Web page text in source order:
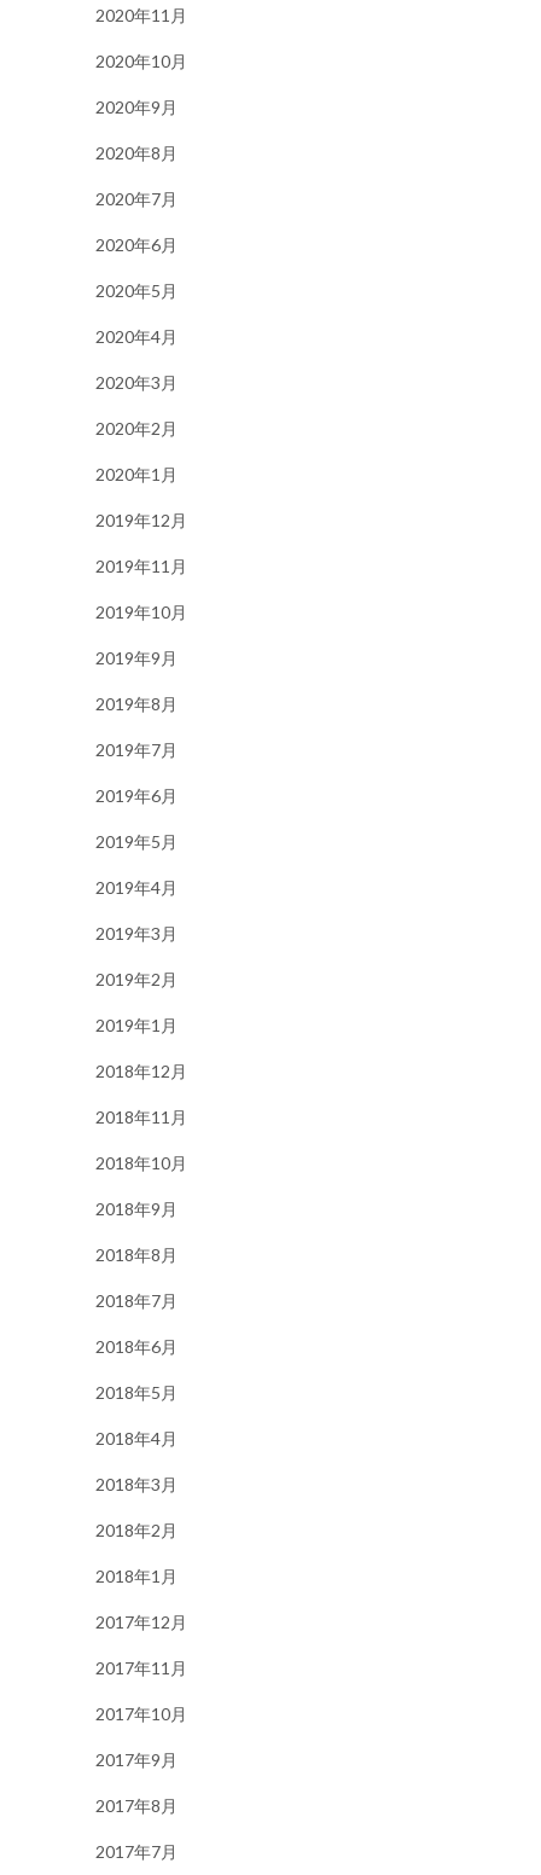
2020年11月
2020年10月
2020年9月
2020年8月
2020年7月
2020年6月
2020年5月
2020年4月
2020年3月
2020年2月
2020年1月
2019年12月
2019年11月
2019年10月
2019年9月
2019年8月
2019年7月
2019年6月
2019年5月
2019年4月
2019年3月
2019年2月
2019年1月
2018年12月
2018年11月
2018年10月
2018年9月
2018年8月
2018年7月
2018年6月
2018年5月
2018年4月
2018年3月
2018年2月
2018年1月
2017年12月
2017年11月
2017年10月
2017年9月
2017年8月
2017年7月